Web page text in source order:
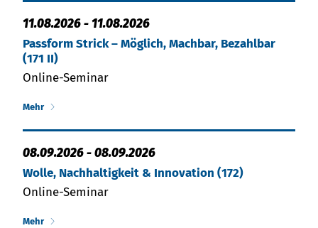
11.08.2026 - 11.08.2026
Passform Strick – Möglich, Machbar, Bezahlbar
(171 II)
Online-Seminar
Mehr
08.09.2026 - 08.09.2026
Wolle, Nachhaltigkeit & Innovation (172)
Online-Seminar
Mehr